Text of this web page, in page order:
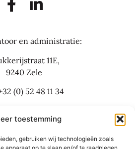
toestemming
gebruiken wij technologieën zoals
en administratie:
11E,
9240 Zele
(0) 52 48 11 34
Bijkantoor: